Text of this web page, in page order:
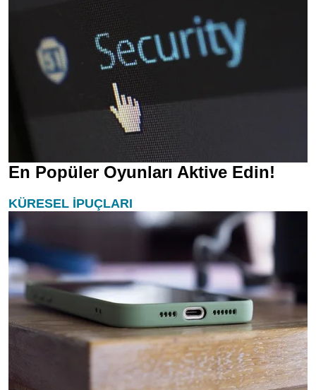
En Popüler Oyunları Aktive Edin!
KÜRESEL İPUÇLARI